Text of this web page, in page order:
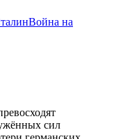
Война на
сил